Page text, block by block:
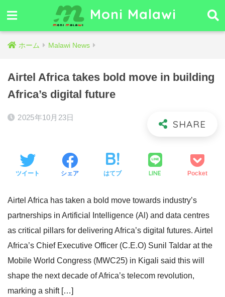
Moni Malawi
ホーム Malawi News
Airtel Africa takes bold move in building
Africa’s digital future
2025年10月23日
ツイート シェア はてブ LINE Pocket
Airtel Africa has taken a bold move towards industry’s
partnerships in Artificial Intelligence (Al) and data centres
as critical pillars for delivering Africa’s digital futures. Airtel
Africa’s Chief Executive Officer (C.E.O) Sunil Taldar at the
Mobile World Congress (MWC25) in Kigali said this will
shape the next decade of Africa’s telecom revolution,
marking a shift […]